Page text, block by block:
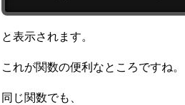
と表示されます。
これが関数の便利なところですね。
同じ関数でも、